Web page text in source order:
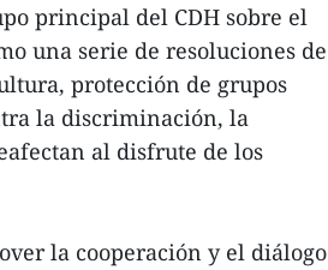
principal del CDH sobre el
una serie de resoluciones de
protección de grupos
la discriminación, la
al disfrute de los
la cooperación y el diálogo